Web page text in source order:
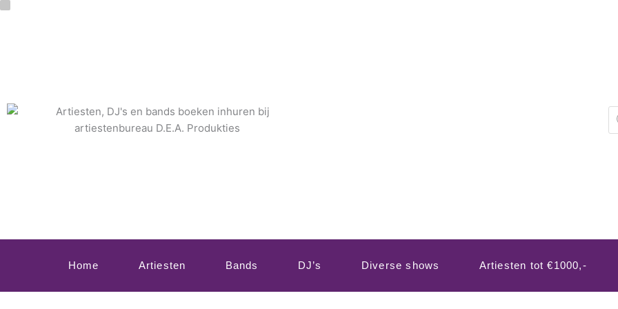
Ga
Home Artiesten Bands DJ’s Diverse shows Artiesten tot €1000,-